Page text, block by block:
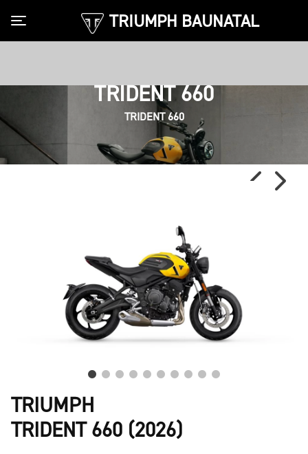
TRIUMPH BAUNATAL
Toggle navigation
TRIDENT 660
TRIDENT 660
TRIUMPH
TRIDENT 660 (2026)